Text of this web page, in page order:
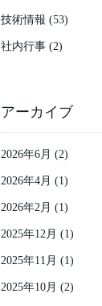
技術情報 (53)
社内行事 (2)
アーカイブ
2026年6月 (2)
2026年4月 (1)
2026年2月 (1)
2025年12月 (1)
2025年11月 (1)
2025年10月 (2)